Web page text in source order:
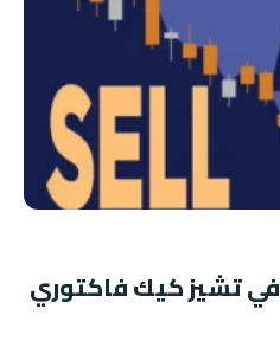
تحليل صفقة Insider في تشيز كيك فاكتوري